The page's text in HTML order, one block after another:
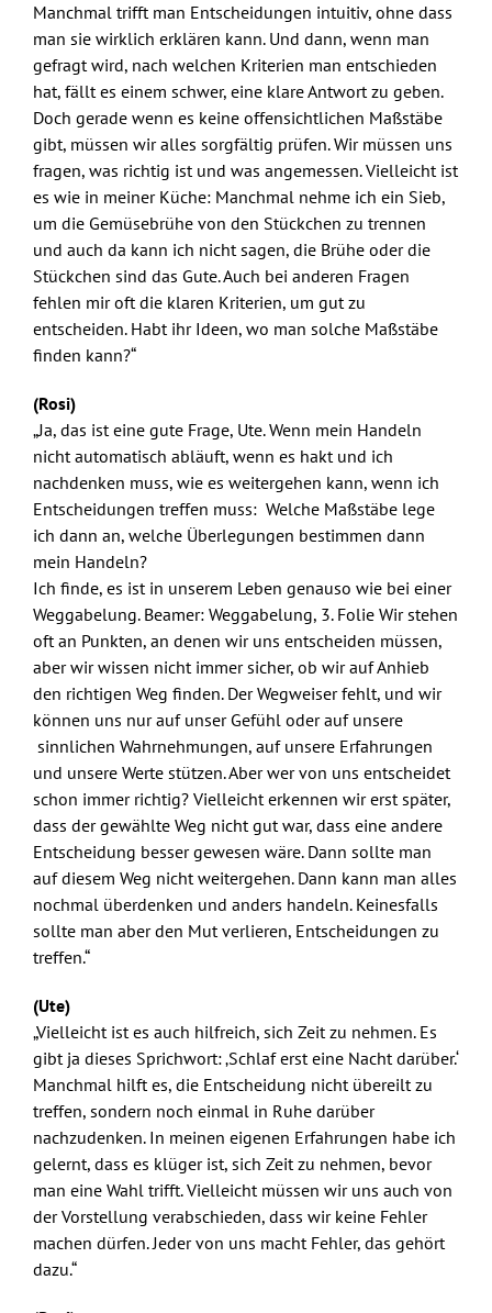
Manchmal trifft man Entscheidungen intuitiv, ohne dass
man sie wirklich erklären kann. Und dann, wenn man
gefragt wird, nach welchen Kriterien man entschieden
hat, fällt es einem schwer, eine klare Antwort zu geben.
Doch gerade wenn es keine offensichtlichen Maßstäbe
gibt, müssen wir alles sorgfältig prüfen. Wir müssen uns
fragen, was richtig ist und was angemessen. Vielleicht ist
es wie in meiner Küche: Manchmal nehme ich ein Sieb,
um die Gemüsebrühe von den Stückchen zu trennen
und auch da kann ich nicht sagen, die Brühe oder die
Stückchen sind das Gute. Auch bei anderen Fragen
fehlen mir oft die klaren Kriterien, um gut zu
entscheiden. Habt ihr Ideen, wo man solche Maßstäbe
finden kann?“
(Rosi)
„Ja, das ist eine gute Frage, Ute. Wenn mein Handeln
nicht automatisch abläuft, wenn es hakt und ich
nachdenken muss, wie es weitergehen kann, wenn ich
Entscheidungen treffen muss: Welche Maßstäbe lege
ich dann an, welche Überlegungen bestimmen dann
mein Handeln?
Ich finde, es ist in unserem Leben genauso wie bei einer
Weggabelung. Beamer: Weggabelung, 3. Folie Wir stehen
oft an Punkten, an denen wir uns entscheiden müssen,
aber wir wissen nicht immer sicher, ob wir auf Anhieb
den richtigen Weg finden. Der Wegweiser fehlt, und wir
können uns nur auf unser Gefühl oder auf unsere
sinnlichen Wahrnehmungen, auf unsere Erfahrungen
und unsere Werte stützen. Aber wer von uns entscheidet
schon immer richtig? Vielleicht erkennen wir erst später,
dass der gewählte Weg nicht gut war, dass eine andere
Entscheidung besser gewesen wäre. Dann sollte man
auf diesem Weg nicht weitergehen. Dann kann man alles
nochmal überdenken und anders handeln. Keinesfalls
sollte man aber den Mut verlieren, Entscheidungen zu
treffen.“
(Ute)
„Vielleicht ist es auch hilfreich, sich Zeit zu nehmen. Es
gibt ja dieses Sprichwort: ‚Schlaf erst eine Nacht darüber.‘
Manchmal hilft es, die Entscheidung nicht übereilt zu
treffen, sondern noch einmal in Ruhe darüber
nachzudenken. In meinen eigenen Erfahrungen habe ich
gelernt, dass es klüger ist, sich Zeit zu nehmen, bevor
man eine Wahl trifft. Vielleicht müssen wir uns auch von
der Vorstellung verabschieden, dass wir keine Fehler
machen dürfen. Jeder von uns macht Fehler, das gehört
dazu.“